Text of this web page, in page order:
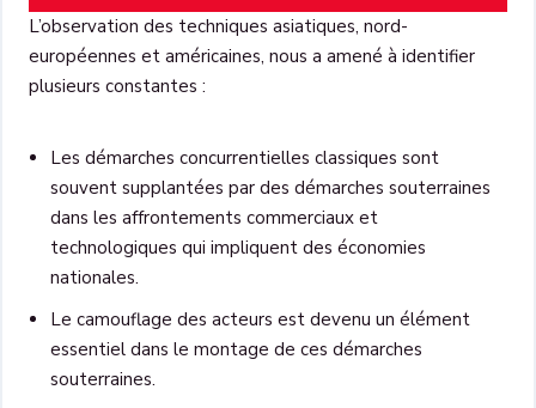
L’observation des techniques asiatiques, nord-
européennes et américaines, nous a amené à identifier
plusieurs constantes :
Les démarches concurrentielles classiques sont
souvent supplantées par des démarches souterraines
dans les affrontements commerciaux et
technologiques qui impliquent des économies
nationales.
Le camouflage des acteurs est devenu un élément
essentiel dans le montage de ces démarches
souterraines.